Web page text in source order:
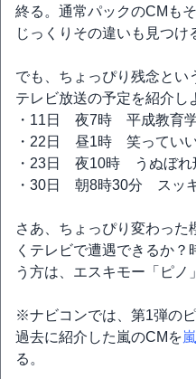
終る。通常パックのCMも
じっくりその違いも見つけ
でも、ちょっぴり残念とい
テレビ放送の予定を紹介し
・11日 夜7時 平成教育
・22日 昼1時 笑ってい
・23日 夜10時 うぬぼれ
・30日 朝8時30分 スッキ
さあ、ちょっぴり変わった
くテレビで遭遇できるか
う方は、エスキモー「ピノ
※ナビコンでは、第1弾の
過去に紹介した嵐のCMを
る。